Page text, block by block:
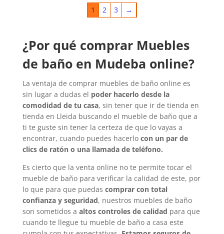
1 2 3 →
¿Por qué comprar Muebles
de baño en Mudeba online?
La ventaja de comprar muebles de baño online es
sin lugar a dudas el poder hacerlo desde la
comodidad de tu casa, sin tener que ir de tienda en
tienda en Lleida buscando el mueble de baño que a
ti te guste sin tener la certeza de que lo vayas a
encontrar, cuando puedes hacerlo con un par de
clics de ratón o una llamada de teléfono.
Es cierto que la venta online no te permite tocar el
mueble de baño para verificar la calidad de este, por
lo que para que puedas comprar con total
confianza y seguridad, nuestros muebles de baño
son sometidos a altos controles de calidad para que
cuando te llegue tu mueble de baño a casa este